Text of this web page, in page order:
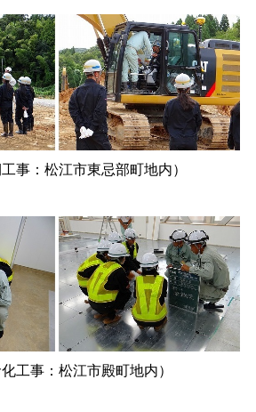
事：松江市東忌部町地内）
工事：松江市殿町地内）